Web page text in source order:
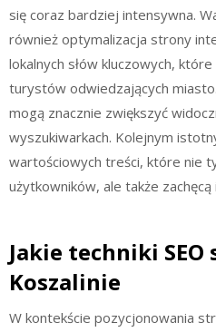
się coraz bardziej intensywna.
również optymalizacja strony
lokalnych słów kluczowych,
turystów odwiedzających
mogą znacznie zwiększyć
wyszukiwarkach. Kolejnym
wartościowych treści, które nie
użytkowników, ale także
Jakie techniki
Koszalinie
W kontekście pozycjonowania